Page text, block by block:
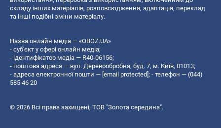
складу інших матеріалів, розповсюдження, адаптація, переклад
та інші подібні зміни матеріалу.
Назва онлайн медіа — «OBOZ.UA»
- суб'єкт у сфері онлайн медіа;
- ідентифікатор медіа — R40-06156;
- поштова адреса — вул. Деревообробна, буд. 7, м. Київ, 01013;
- адреса електронної пошти — [email protected] ; - телефон — (044)
585 46 20
© 2026 Всі права захищені, ТОВ "Золота середина".